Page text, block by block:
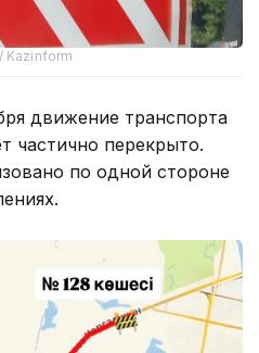
Kazinform
движение транспорта
частично перекрыто.
по одной стороне